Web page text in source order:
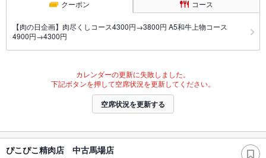
クーポン コース
【肉の日企画】肉尽くしコース4300円→3800円 A5和牛上物コース
4900円→4300円
カレンダーの更新に失敗しました。
下記ボタンを押して空席状況を更新してください。
空席状況を更新する
ぴこぴこ精肉店 中古馬場店